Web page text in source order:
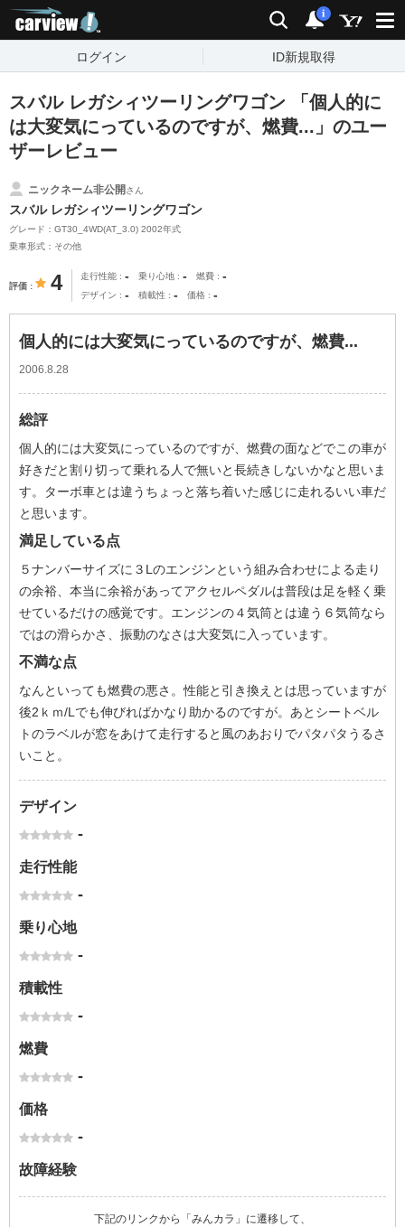
検索 通知
i
ログイン ID新規取得
スバル レガシィツーリングワゴン 「個人的に
は大変気にっているのですが、燃費...」のユー
ザーレビュー
ニックネーム非公開さん
スバル レガシィツーリングワゴン
グレード：GT30_4WD(AT_3.0) 2002年式
乗車形式：その他
評価 4 走行性能 - 乗り心地 - 燃費 -
デザイン - 積載性 - 価格 -
個人的には大変気にっているのですが、燃費...
2006.8.28
総評
個人的には大変気にっているのですが、燃費の面などでこの車が
好きだと割り切って乗れる人で無いと長続きしないかなと思いま
す。ターボ車とは違うちょっと落ち着いた感じに走れるいい車だ
と思います。
満足している点
５ナンバーサイズに３Lのエンジンという組み合わせによる走り
の余裕、本当に余裕があってアクセルペダルは普段は足を軽く乗
せているだけの感覚です。エンジンの４気筒とは違う６気筒なら
ではの滑らかさ、振動のなさは大変気に入っています。
不満な点
なんといっても燃費の悪さ。性能と引き換えとは思っていますが
後2ｋｍ/Lでも伸びればかなり助かるのですが。あとシートベル
トのラベルが窓をあけて走行すると風のあおりでパタパタうるさ
いこと。
デザイン
-
走行性能
-
乗り心地
-
積載性
-
燃費
-
価格
-
故障経験
下記のリンクから「みんカラ」に遷移して、